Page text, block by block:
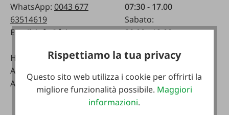
WhatsApp: 0043 677
63514619
Email:info@faie.at
Handelsstraße 9
A-4844 Regau
Austria
07:30 - 17.00
Sabato:
08:00 - 12:00
Negozio specializzato
Lunedì - venerdì:
08:00 - 17:00
Sabato:
08:00 - 12:00
Rispettiamo la tua privacy
Questo sito web utilizza i cookie per offrirti la
migliore funzionalità possibile. Maggiori
informazioni.